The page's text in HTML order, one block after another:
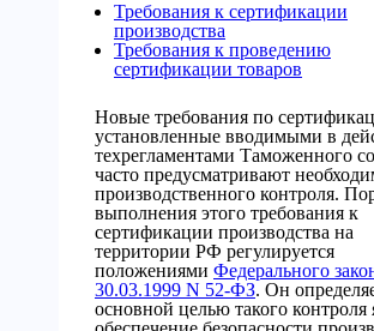
Требования к сертификации
производства
Требования к проведению
сертификации товаров
Новые требования по
установленные вводимыми в
техрегламентами Таможенного
часто предусматривают
производственного контроля.
выполнения этого требования к
сертификации производства на
территории РФ регулируется
положениями Федерального
30.03.1999 N 52-ФЗ. Он
основной целью такого контроля